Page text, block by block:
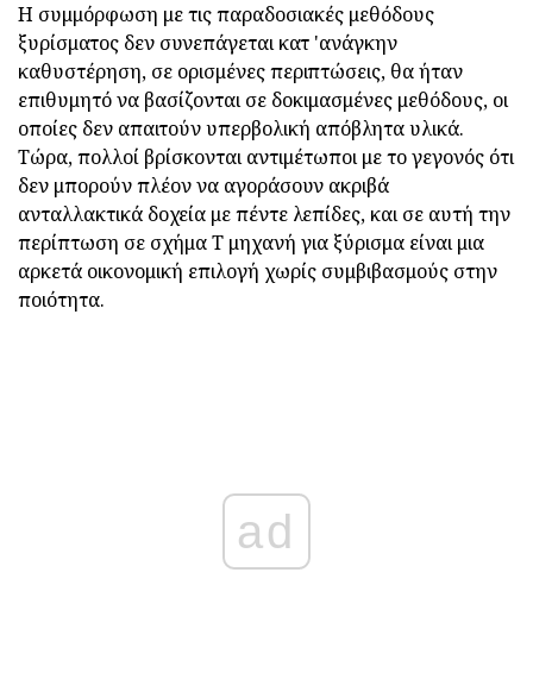
Η συμμόρφωση με τις παραδοσιακές μεθόδους
ξυρίσματος δεν συνεπάγεται κατ 'ανάγκην
καθυστέρηση, σε ορισμένες περιπτώσεις, θα ήταν
επιθυμητό να βασίζονται σε δοκιμασμένες μεθόδους, οι
οποίες δεν απαιτούν υπερβολική απόβλητα υλικά.
Τώρα, πολλοί βρίσκονται αντιμέτωποι με το γεγονός ότι
δεν μπορούν πλέον να αγοράσουν ακριβά
ανταλλακτικά δοχεία με πέντε λεπίδες, και σε αυτή την
περίπτωση σε σχήμα Τ μηχανή για ξύρισμα είναι μια
αρκετά οικονομική επιλογή χωρίς συμβιβασμούς στην
ποιότητα.
ad